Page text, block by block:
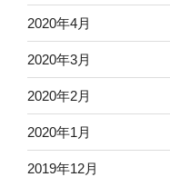
2020年4月
2020年3月
2020年2月
2020年1月
2019年12月